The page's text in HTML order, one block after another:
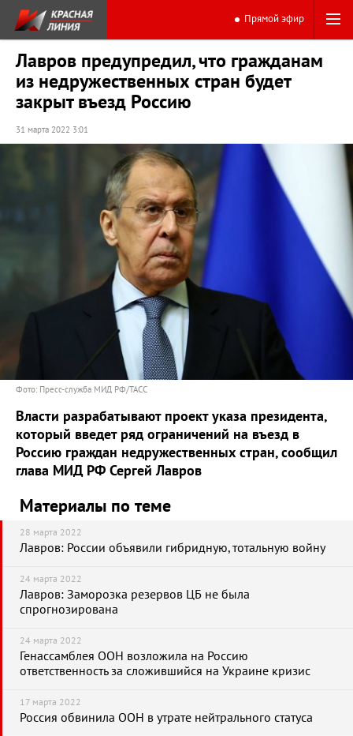
Прямой эфир
Лавров предупредил, что гражданам
из недружественных стран будет
закрыт въезд Россию
31 марта 2022 3:01
Фото: Пресс-служба МИД РФ/ТАСС
Власти разрабатывают проект указа президента,
который введет ряд ограничений на въезд в
Россию граждан недружественных стран, сообщил
глава МИД РФ Сергей Лавров
Материалы по теме
28 марта 2022
Лавров: России объявили гибридную, тотальную войну
24 марта 2022
Лавров: Заморозка резервов ЦБ не была
спрогнозирована
24 марта 2022
Генассамблея ООН возложила на Россию
ответственность за сложившийся на Украине кризис
17 марта 2022
Россия обвинила ООН в утрате нейтрального статуса